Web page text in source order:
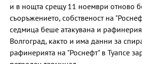
и в нощта срещу 11 ноември отново
съоръжението, собственост на
седмица беше атакувана и
Волгоград, както и има данни за
рафинерията на "Роснефт" в Туапсе